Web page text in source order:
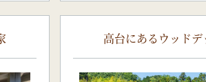
高台にあるウッド